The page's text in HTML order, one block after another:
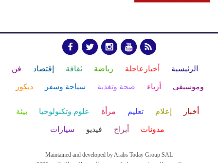
الرئيسية أخبارعاجلة رياضة ثقافة إقتصاد فن
وموسيقى أزياء صحة وتغذية سياحة وسفر ديكور
أخبار إعلام تعليم مرأة علوم وتكنولوجيا بيئة
مدونات أبراج فيديو سيارات
Maintained and developed by Arabs Today Group SAL